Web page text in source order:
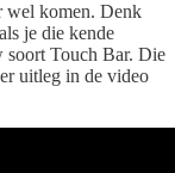
wel komen. Denk
je die kende
soort Touch Bar. Die
uitleg in de video